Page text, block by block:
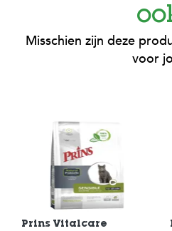
Misschien zijn deze
voor
Prins Vitalcare